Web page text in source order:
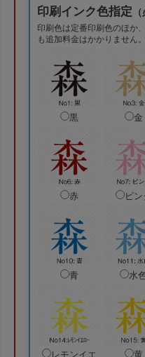
印刷インク色指定
印刷色は定番印刷色のほか
も追加料金はかかりません。
黒 金
赤 ピン
青 水
レモンイエ 黄